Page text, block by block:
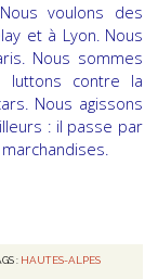
voulons des
et à Lyon. Nous
Nous sommes
luttons contre la
Nous agissons
: il passe par
: HAUTES-ALPES